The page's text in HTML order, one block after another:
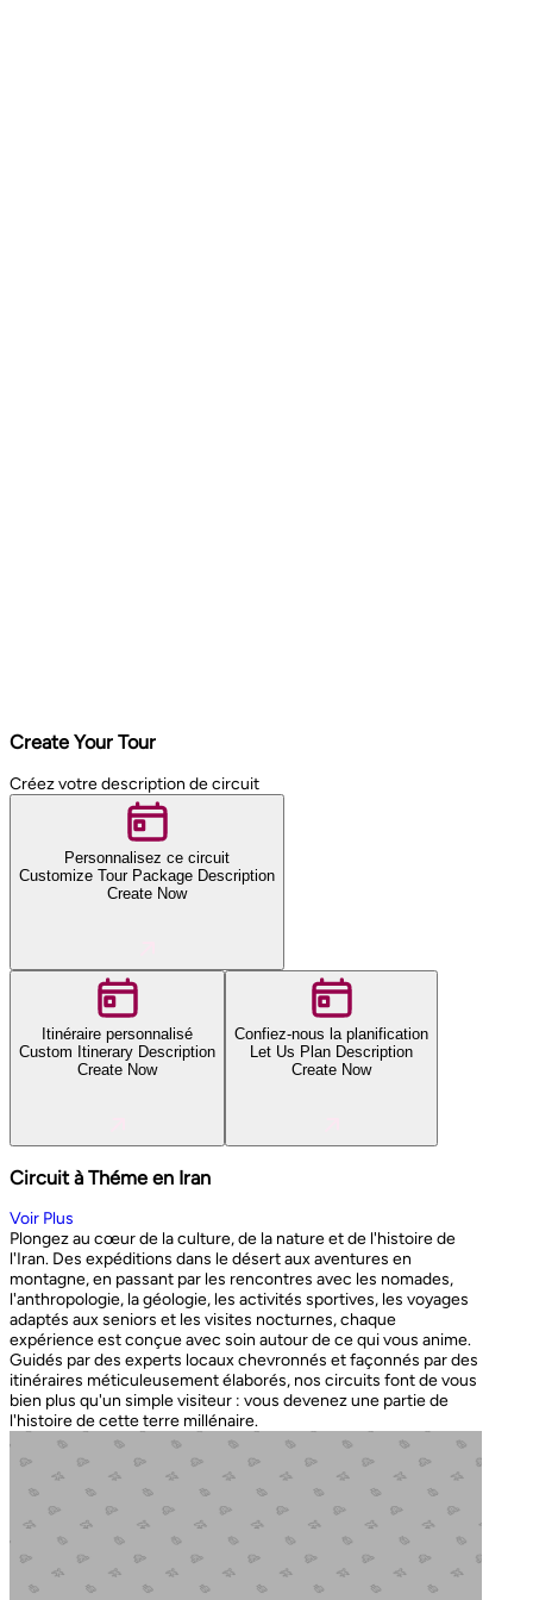
Create Your Tour
Créez votre description de circuit
Personnalisez ce circuit
Customize Tour Package Description
Create Now
Itinéraire personnalisé
Custom Itinerary Description
Create Now
Confiez-nous la planification
Let Us Plan Description
Create Now
Circuit à Théme en Iran
Voir Plus
Plongez au cœur de la culture, de la nature et de l'histoire de
l'Iran. Des expéditions dans le désert aux aventures en
montagne, en passant par les rencontres avec les nomades,
l'anthropologie, la géologie, les activités sportives, les voyages
adaptés aux seniors et les visites nocturnes, chaque
expérience est conçue avec soin autour de ce qui vous anime.
Guidés par des experts locaux chevronnés et façonnés par des
itinéraires méticuleusement élaborés, nos circuits font de vous
bien plus qu'un simple visiteur : vous devenez une partie de
l'histoire de cette terre millénaire.